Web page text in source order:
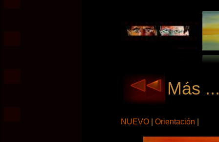
Más
NUEVO Orientación